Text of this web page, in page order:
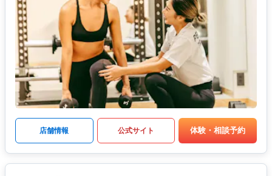
店舗情報 公式サイト 体験・相談予約